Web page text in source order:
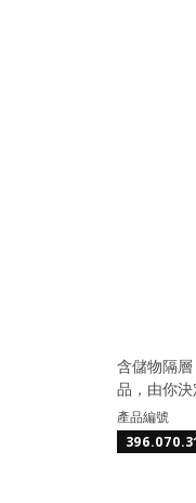
含儲物隔
品，由你決
產品編號